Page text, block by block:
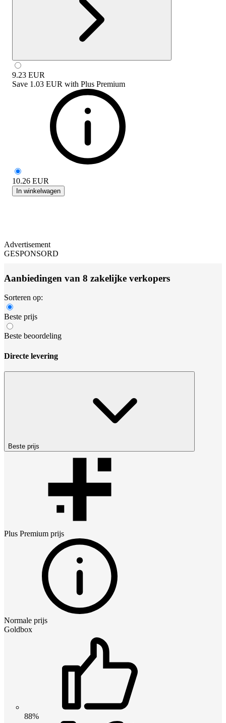
9.23 EUR
Save 1.03 EUR with Plus Premium
10.26 EUR
In winkelwagen
Advertisement
GESPONSORD
Aanbiedingen van 8 zakelijke verkopers
Sorteren op:
Beste prijs
Beste beoordeling
Directe levering
Beste prijs
Plus Premium prijs
Normale prijs
Goldbox
88%